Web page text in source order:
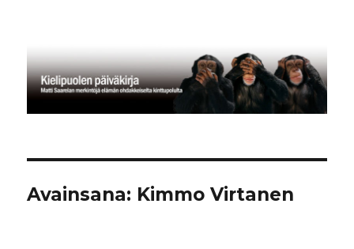
Avainsana: Kimmo Virtanen